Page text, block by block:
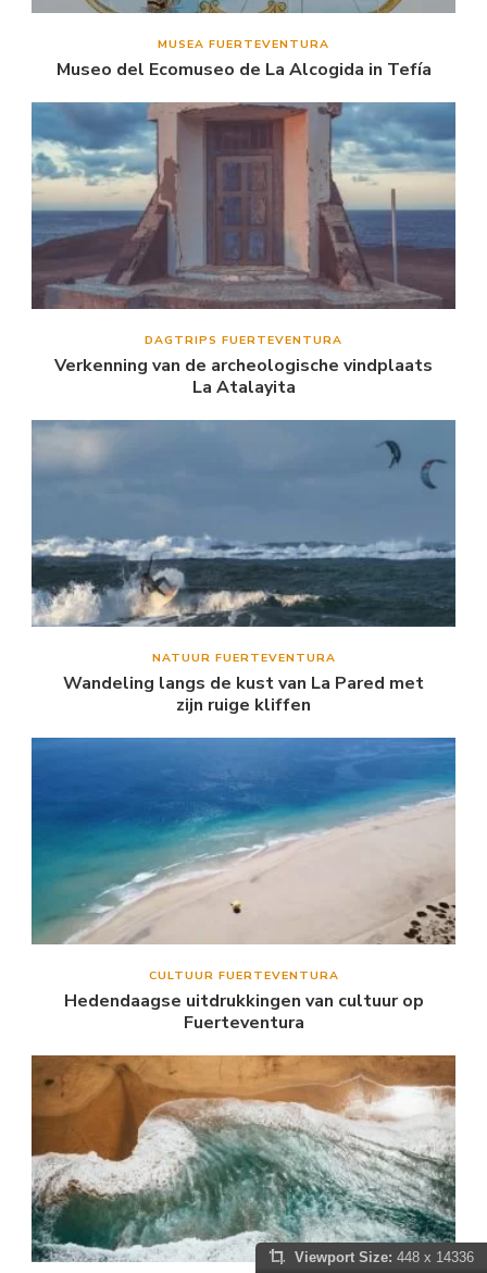
MUSEA FUERTEVENTURA
Museo del Ecomuseo de La Alcogida in Tefía
DAGTRIPS FUERTEVENTURA
Verkenning van de archeologische vindplaats
La Atalayita
NATUUR FUERTEVENTURA
Wandeling langs de kust van La Pared met
zijn ruige kliffen
CULTUUR FUERTEVENTURA
Hedendaagse uitdrukkingen van cultuur op
Fuerteventura
Viewport Size: 448 x 14336